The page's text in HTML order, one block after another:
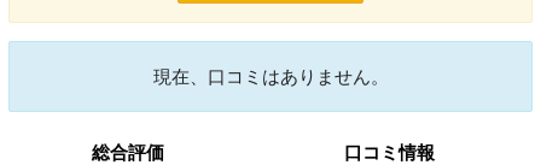
現在、口コミはありません。
総合評価 口コミ情報